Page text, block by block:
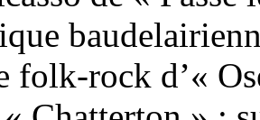
folk-rock d’«